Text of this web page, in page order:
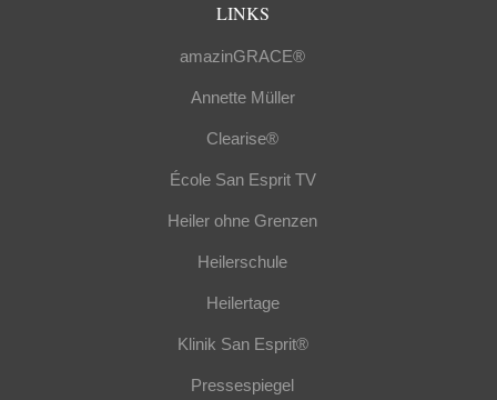
LINKS
amazinGRACE®
Annette Müller
Clearise®
École San Esprit TV
Heiler ohne Grenzen
Heilerschule
Heilertage
Klinik San Esprit®
Pressespiegel